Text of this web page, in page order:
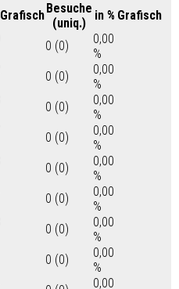
GrafischBesuche
(uniq.)
in % Grafisch
0 (0)
0,00
%
0 (0)
0,00
%
0 (0)
0,00
%
0 (0)
0,00
%
0 (0)
0,00
%
0 (0)
0,00
%
0 (0)
0,00
%
0 (0)
0,00
%
0,00